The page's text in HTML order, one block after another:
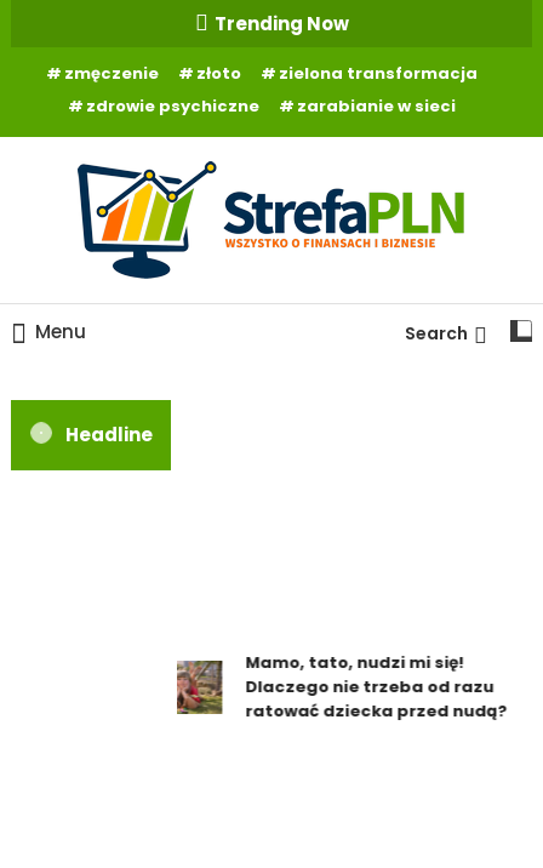
Content
Trending Now
zmęczenie złoto
zielona transformacja
zdrowie psychiczne
zarabianie w sieci
StrefaPLN.pl
Menu Search
Headline
Mamo, tato, nudzi mi się!
Dlaczego nie trzeba od razu
ratować dziecka przed nudą?